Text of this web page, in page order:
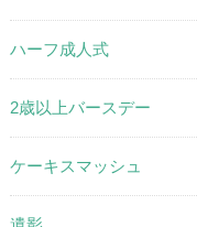
ハーフ成人式
2歳以上バースデー
ケーキスマッシュ